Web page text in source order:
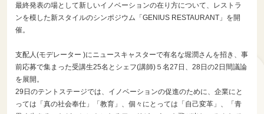
最終発表の場として新しいイノベーションの在り方について、レストラ
ンを模した新スタイルのシンポジウム「GENIUS RESTAURANT」を開
催。
支配人(モデレーター )にニュースキャスターで有名な堀潤さんを招き、事
前応募で集まった受講生25名とシェフ(講師)５名27日、28日の2日間議論
を展開。
29日のテントステージでは、イノベーションの促進のために、企業にと
っては「真の社会奉仕」「教育」、個々にとっては「自己変革」、「青